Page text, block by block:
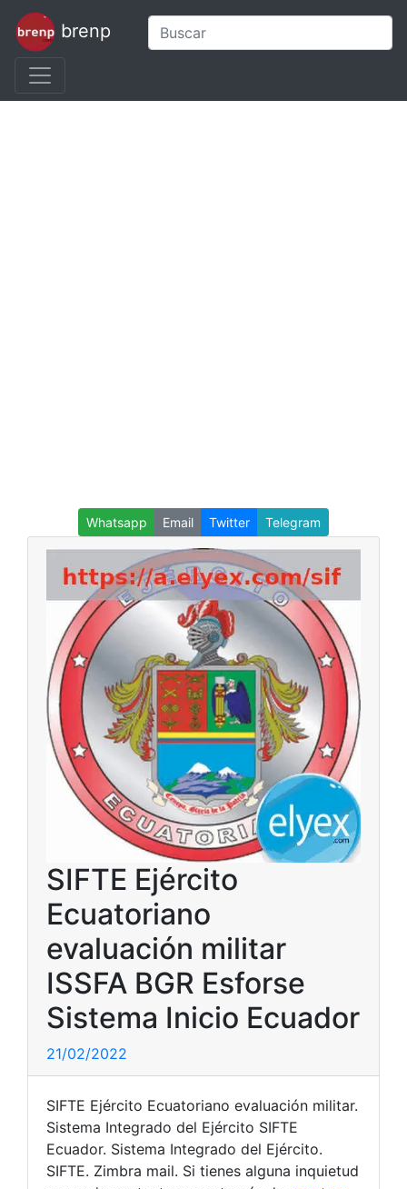
brenp
Whatsapp Email Twitter Telegram
SIFTE Ejército
Ecuatoriano
evaluación militar
ISSFA BGR Esforse
Sistema Inicio Ecuador
21/02/2022
SIFTE Ejército Ecuatoriano evaluación militar.
Sistema Integrado del Ejército SIFTE
Ecuador. Sistema Integrado del Ejército.
SIFTE. Zimbra mail. Si tienes alguna inquietud